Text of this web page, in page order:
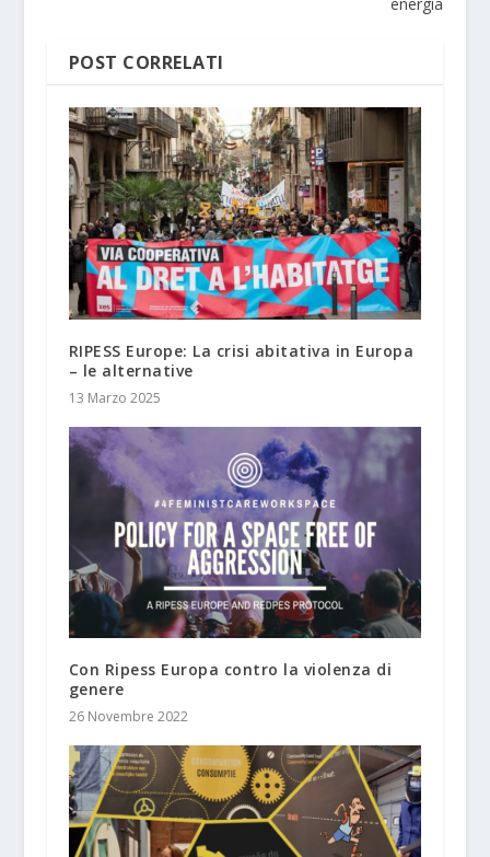
POST CORRELATI
RIPESS Europe: La crisi abitativa in Europa
– le alternative
13 Marzo 2025
Con Ripess Europa contro la violenza di
genere
26 Novembre 2022